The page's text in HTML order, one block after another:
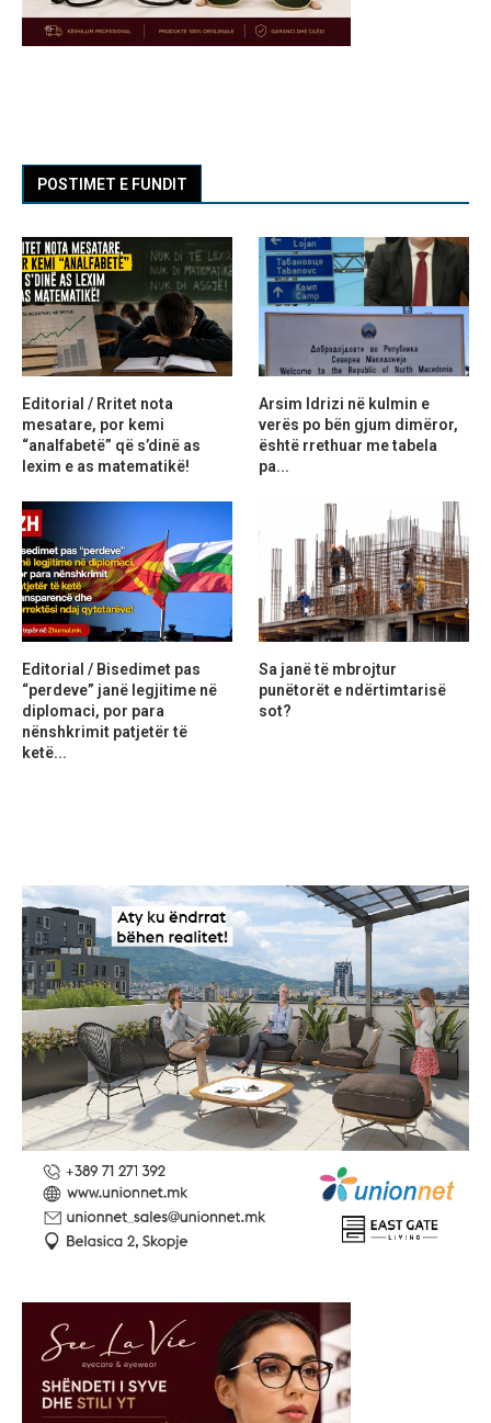
POSTIMET E FUNDIT
Editorial / Rritet nota
mesatare, por kemi
“analfabetë” që s’dinë as
lexim e as matematikë!
Arsim Idrizi në kulmin e
verës po bën gjum dimëror,
është rrethuar me tabela
pa...
Editorial / Bisedimet pas
“perdeve” janë legjitime në
diplomaci, por para
nënshkrimit patjetër të
ketë...
Sa janë të mbrojtur
punëtorët e ndërtimtarisë
sot?